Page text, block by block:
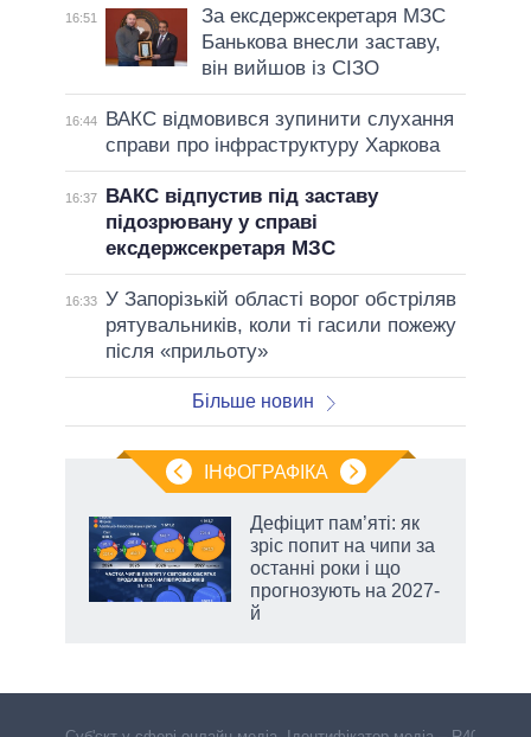
16:51
За ексдержсекретаря МЗС
Банькова внесли заставу,
він вийшов із СІЗО
16:44
ВАКС відмовився зупинити слухання
справи про інфраструктуру Харкова
16:37
ВАКС відпустив під заставу
підозрювану у справі
ексдержсекретаря МЗС
16:33 У Запорізькій області ворог обстріляв
рятувальників, коли ті гасили пожежу
після «прильоту»
Більше новин
ІНФОГРАФІКА
Дефіцит пам’яті: як
зріс попит на чипи за
останні роки і що
прогнозують на 2027-
й